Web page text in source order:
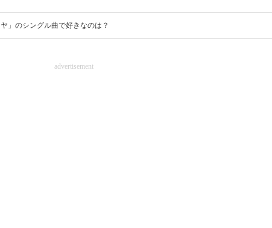
ヤ」のシングル曲で好きなのは？
advertisement